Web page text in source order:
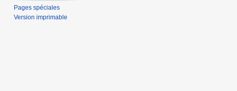
Pages spéciales
Version imprimable